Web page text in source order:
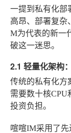
一提到私有化部
高昂、部署复杂
M为代表的新一
破这一迷思。
2.1 轻量化架构
传统的私有化方
需要数十核
投资负担。
喧喧IM采用了先